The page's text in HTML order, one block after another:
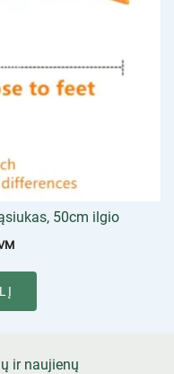
50cm ilgio
ir naujienų